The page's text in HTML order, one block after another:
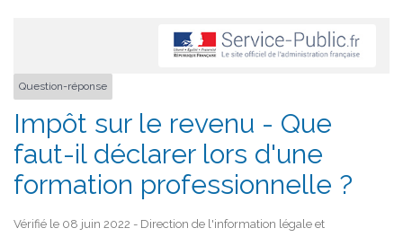
Question-réponse
Impôt sur le revenu - Que
faut-il déclarer lors d'une
formation professionnelle ?
Vérifié le 08 juin 2022 - Direction de l'information légale et